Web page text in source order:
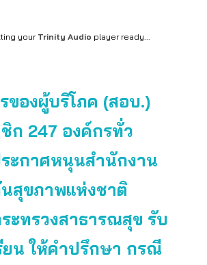
your Trinity Audio player ready...
ของผู้บริโภค (สอบ.)
ก 247 องค์กรทั่ว
ะกาศหนุนสำนักงาน
สุขภาพแห่งชาติ
ะทรวงสาธารณสุข รับ
รียน ให้คำปรึกษา กรณี